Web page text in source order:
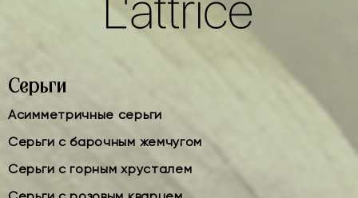
Серьги
Асимметричные серьги
Серьги с барочным жемчугом
Серьги с горным хрусталем